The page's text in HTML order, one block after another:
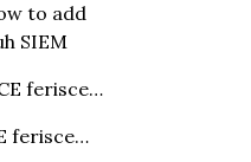
to add
SIEM
ferisce…
ferisce…